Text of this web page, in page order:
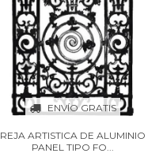
ENVÍO GRATIS
REJA ARTISTICA DE ALUMINIO
PANEL TIPO FO...